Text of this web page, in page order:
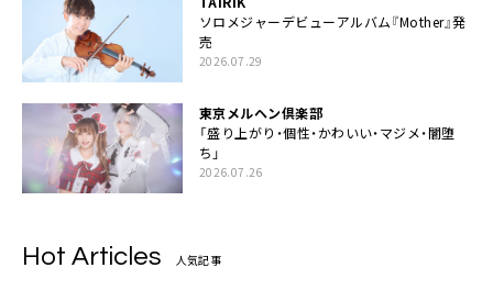
ソロメジャーデビューアルバム『Mother』発
売
2026.07.29
東京メルヘン倶楽部
「盛り上がり・個性・かわいい・マジメ・闇堕
ち」
2026.07.26
Hot Articles 人気記事